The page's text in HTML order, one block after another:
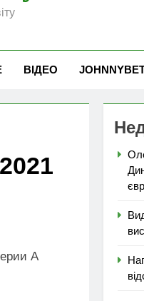
ВІДЕО
А